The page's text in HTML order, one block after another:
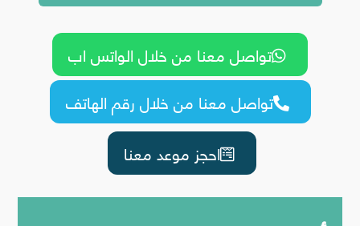
تواصل معنا من خلال الواتس اب
تواصل معنا من خلال رقم الهاتف
احجز موعد معنا